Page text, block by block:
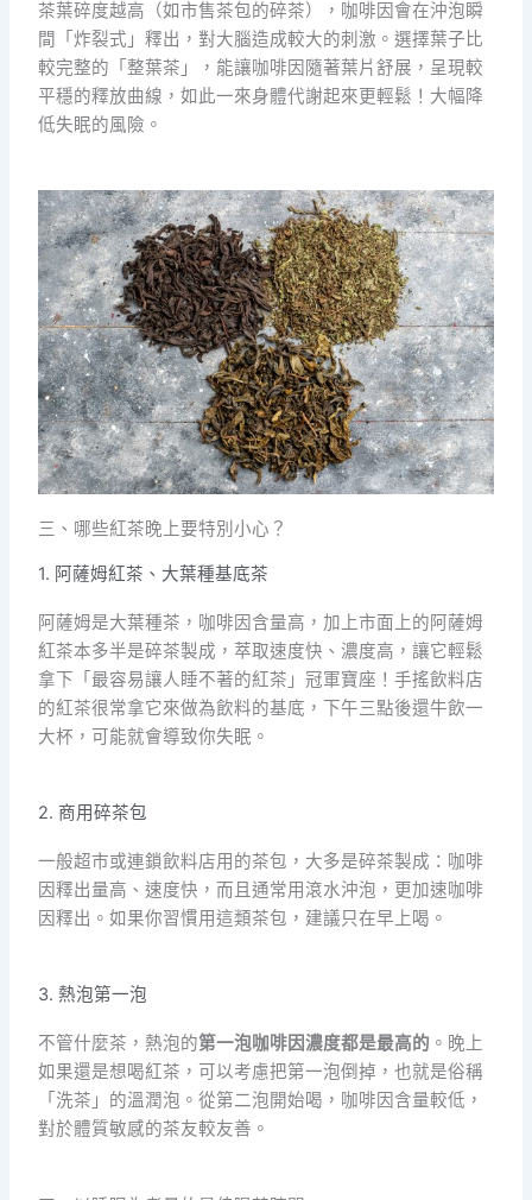
茶葉碎度越高（如市售茶包的碎茶），咖啡因會在沖泡瞬
間「炸裂式」釋出，對大腦造成較大的刺激。選擇葉子比
較完整的「整葉茶」，能讓咖啡因隨著葉片舒展，呈現較
平穩的釋放曲線，如此一來身體代謝起來更輕鬆！大幅降
低失眠的風險。
三、哪些紅茶晚上要特別小心？
1. 阿薩姆紅茶、大葉種基底茶
阿薩姆是大葉種茶，咖啡因含量高，加上市面上的阿薩姆
紅茶本多半是碎茶製成，萃取速度快、濃度高，讓它輕鬆
拿下「最容易讓人睡不著的紅茶」冠軍寶座！手搖飲料店
的紅茶很常拿它來做為飲料的基底，下午三點後還牛飲一
大杯，可能就會導致你失眠。
2. 商用碎茶包
一般超市或連鎖飲料店用的茶包，大多是碎茶製成：咖啡
因釋出量高、速度快，而且通常用滾水沖泡，更加速咖啡
因釋出。如果你習慣用這類茶包，建議只在早上喝。
3. 熱泡第一泡
不管什麼茶，熱泡的第一泡咖啡因濃度都是最高的 。晚上
如果還是想喝紅茶，可以考慮把第一泡倒掉，也就是俗稱
「洗茶」的溫潤泡。從第二泡開始喝，咖啡因含量較低，
對於體質敏感的茶友較友善。